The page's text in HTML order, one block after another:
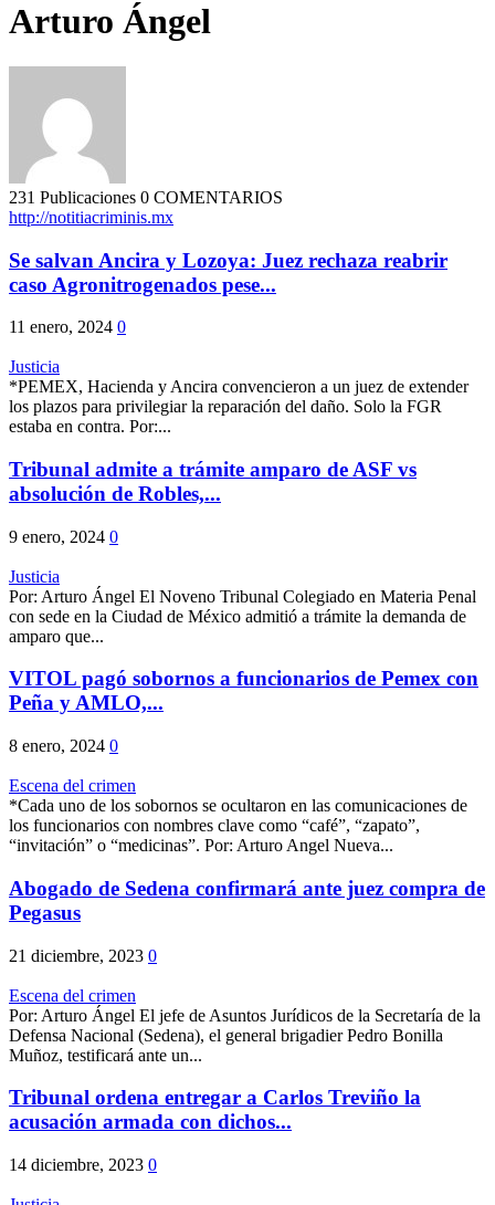
Arturo Ángel
231 Publicaciones 0 COMENTARIOS
http://notitiacriminis.mx
Se salvan Ancira y Lozoya: Juez rechaza reabrir
caso Agronitrogenados pese...
11 enero, 2024 0
Justicia
*PEMEX, Hacienda y Ancira convencieron a un juez de extender
los plazos para privilegiar la reparación del daño. Solo la FGR
estaba en contra. Por:...
Tribunal admite a trámite amparo de ASF vs
absolución de Robles,...
9 enero, 2024 0
Justicia
Por: Arturo Ángel El Noveno Tribunal Colegiado en Materia Penal
con sede en la Ciudad de México admitió a trámite la demanda de
amparo que...
VITOL pagó sobornos a funcionarios de Pemex con
Peña y AMLO,...
8 enero, 2024 0
Escena del crimen
*Cada uno de los sobornos se ocultaron en las comunicaciones de
los funcionarios con nombres clave como “café”, “zapato”,
“invitación” o “medicinas”. Por: Arturo Angel Nueva...
Abogado de Sedena confirmará ante juez compra de
Pegasus
21 diciembre, 2023 0
Escena del crimen
Por: Arturo Ángel El jefe de Asuntos Jurídicos de la Secretaría de la
Defensa Nacional (Sedena), el general brigadier Pedro Bonilla
Muñoz, testificará ante un...
Tribunal ordena entregar a Carlos Treviño la
acusación armada con dichos...
14 diciembre, 2023 0